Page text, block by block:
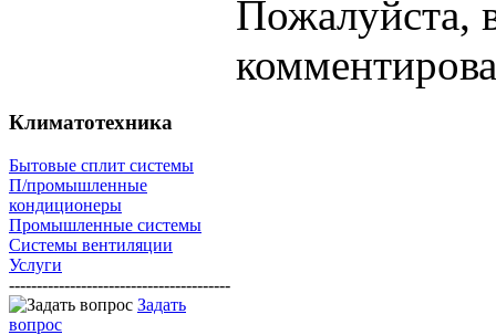
Пожалуйста,
Климатотехника
Бытовые сплит системы
П/промышленные
кондиционеры
Промышленные системы
Системы вентиляции
Услуги
----------------------------------------
Задать
вопрос